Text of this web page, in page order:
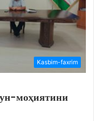
Kasbim-faxrim
моҳиятини